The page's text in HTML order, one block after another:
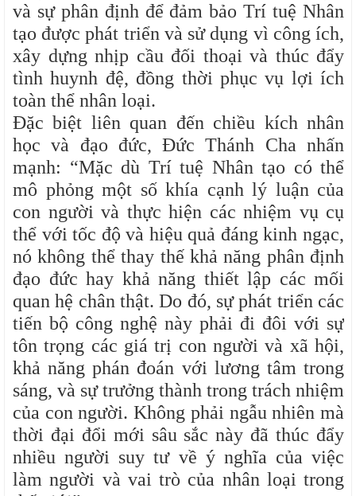
và sự phân định để đảm bảo Trí tuệ Nhân
tạo được phát triển và sử dụng vì công ích,
xây dựng nhịp cầu đối thoại và thúc đẩy
tình huynh đệ, đồng thời phục vụ lợi ích
toàn thể nhân loại.
Đặc biệt liên quan đến chiều kích nhân
học và đạo đức, Đức Thánh Cha nhấn
mạnh: “Mặc dù Trí tuệ Nhân tạo có thể
mô phỏng một số khía cạnh lý luận của
con người và thực hiện các nhiệm vụ cụ
thể với tốc độ và hiệu quả đáng kinh ngạc,
nó không thể thay thế khả năng phân định
đạo đức hay khả năng thiết lập các mối
quan hệ chân thật. Do đó, sự phát triển các
tiến bộ công nghệ này phải đi đôi với sự
tôn trọng các giá trị con người và xã hội,
khả năng phán đoán với lương tâm trong
sáng, và sự trưởng thành trong trách nhiệm
của con người. Không phải ngẫu nhiên mà
thời đại đổi mới sâu sắc này đã thúc đẩy
nhiều người suy tư về ý nghĩa của việc
làm người và vai trò của nhân loại trong